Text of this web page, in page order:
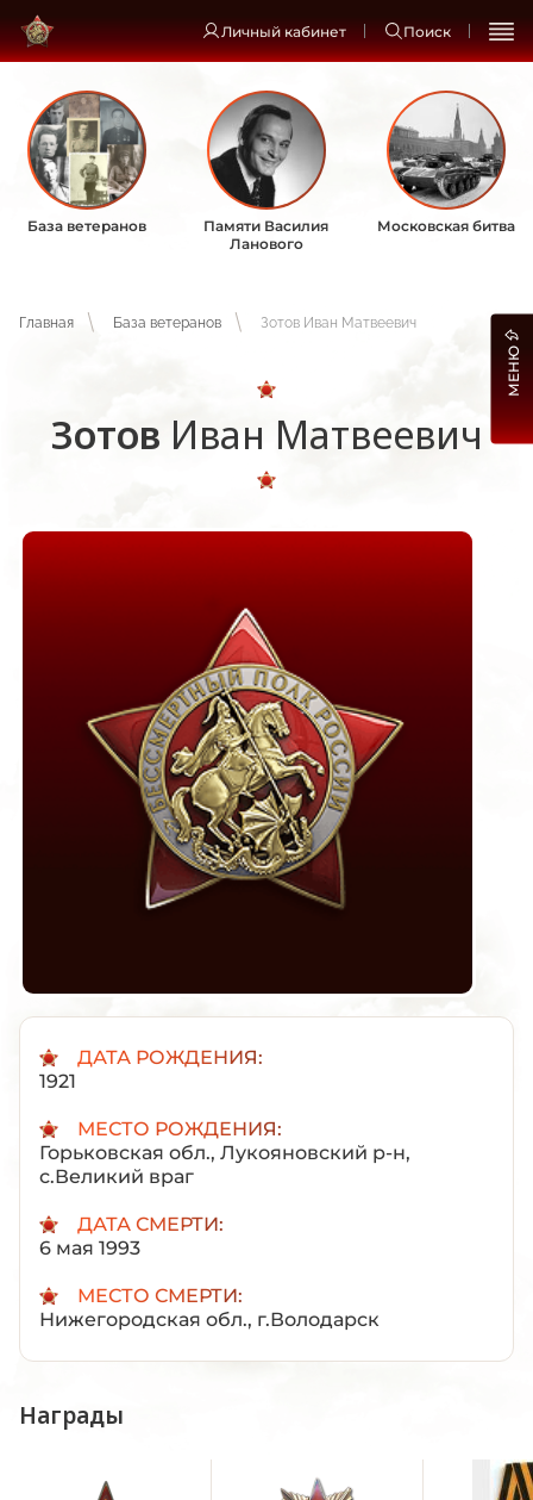
Личный кабинет Поиск
База ветеранов
Памяти Василия
Ланового
Московская битва
Главная База ветеранов Зотов Иван Матвеевич
Зотов Иван Матвеевич
ДАТА РОЖДЕНИЯ:
1921
МЕСТО РОЖДЕНИЯ:
Горьковская обл., Лукояновский р-н,
с.Великий враг
ДАТА СМЕРТИ:
6 мая 1993
МЕСТО СМЕРТИ:
Нижегородская обл., г.Володарск
Награды
МЕНЮ